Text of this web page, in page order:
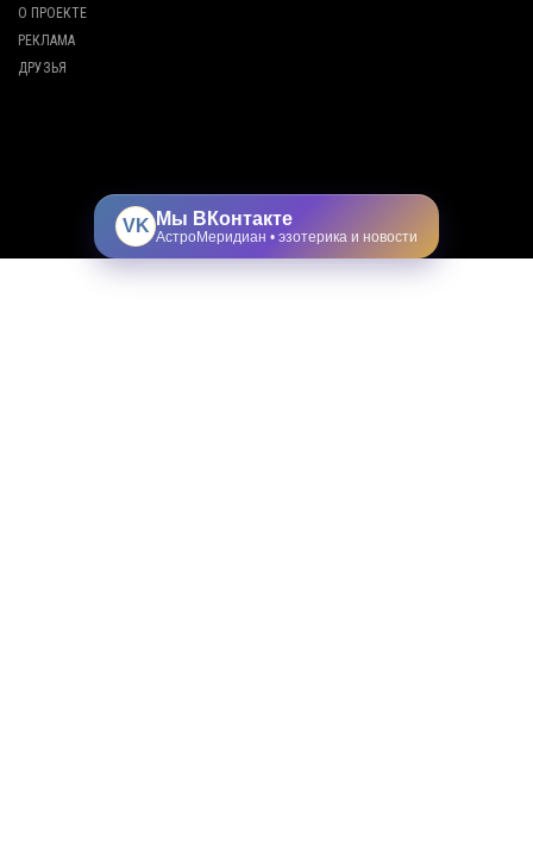
О ПРОЕКТЕ
РЕКЛАМА
ДРУЗЬЯ
VK Мы ВКонтакте
АстроМеридиан • эзотерика и новости